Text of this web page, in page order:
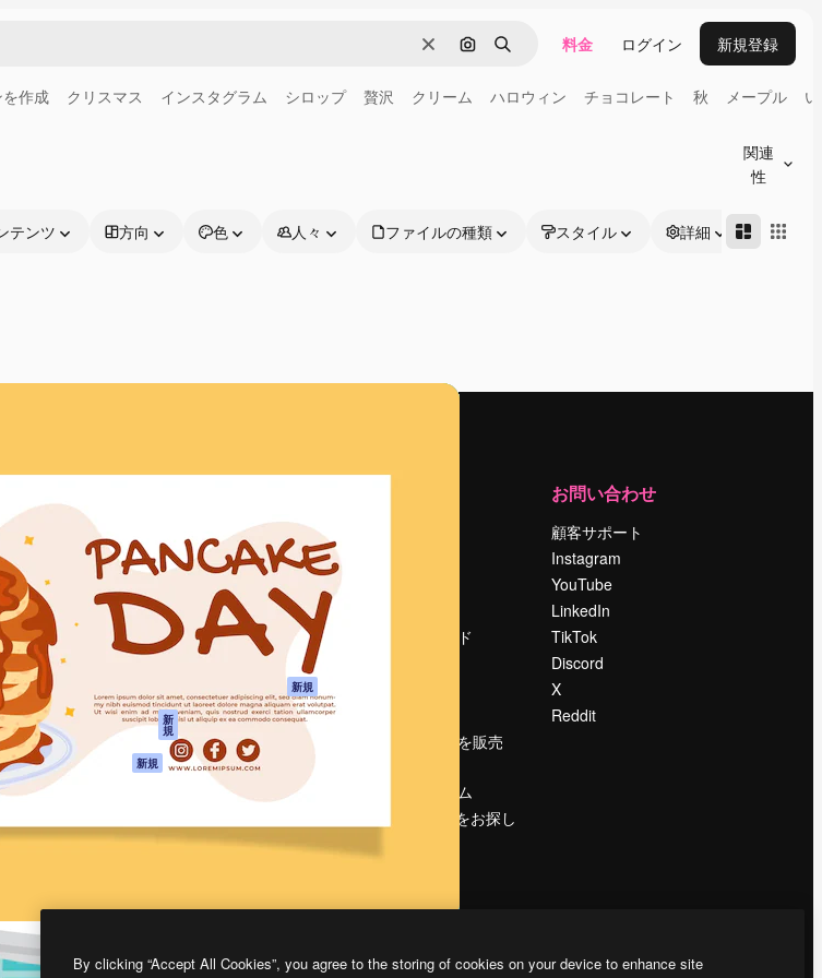
消去 画像で検索
検索 料金 ログイン 新規登録
作成 クリスマス インスタグラム シロップ 贅沢 クリーム ハロウィン チョコレート 秋 メープル
関連
性
テンツ 方向 色 人々 ファイルの種類 スタイル 詳細
ラ
理
て
AI アシスタント
AI 画像生成ツール
AI 動画生成ツール
AI 音声合成ツール
ストックコンテン
ツ
Claude/ChatGPT
向けMCP
新
規
エージェント 新規
API
すべてのMagnificツ
Academy
ドキュメント
サポート
利用規約
プライバシーポリ
新規
クッキーポリシー
トラストセンター
アフィリエイト
法人向け
検索トレンド
コンテンツを販売
プレスルーム
magnific.aiをお探し
お問い合わせ
顧客サポート
Instagram
YouTube
LinkedIn
TikTok
Discord
X
Reddit
無断複写・転載を禁じます
By clicking “Accept All Cookies”, you agree to the storing of cookies on your device to enhance site